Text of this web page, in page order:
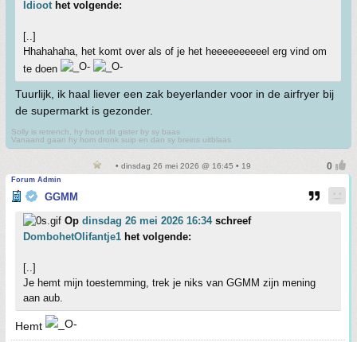
Idioothet volgende:
[..]
Hhahahaha, het komt over als of je het heeeeeeeeeel erg vind om
te doen
Tuurlijk, ik haal liever een zak beyerlander voor in de airfryer bij
de supermarkt is gezonder.
Solly is retrench, hy hoort dit gister by sy baas
Vanaand gaan hy hom dronk suip en dan sy breins uitblaas
• dinsdag 26 mei 2026 @ 16:45 • 19
Forum Admin
GGMM
Op dinsdag 26 mei 2026 16:34schreef
DombohetOlifantje1 het volgende:
[..]
Je hemt mijn toestemming, trek je niks van GGMM zijn mening
aan aub.
Hemt